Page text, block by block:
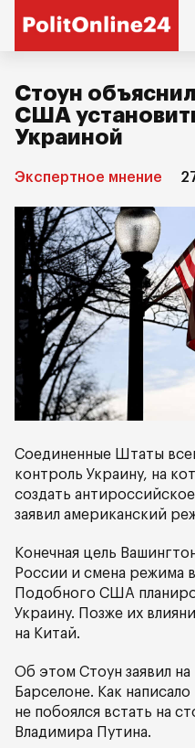
Стоун
США
Украиной
Экспертное мнение
Соединенные Штаты
контроль Украину, на
создать
заявил американский
Конечная цель
России и смена режима
Подобного США
Украину. Позже их
на Китай.
Об этом Стоун заявил на
Барселоне. Как
не побоялся встать на
Владимира Путина.